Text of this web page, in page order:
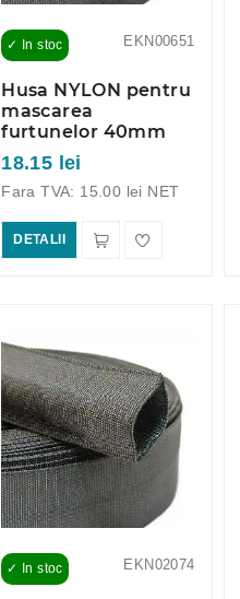
EKN00651
✓ In stoc
Husa NYLON pentru
mascarea
furtunelor 40mm
18.15 lei
Fara TVA: 15.00 lei NET
DETALII
EKN02074
✓ In stoc